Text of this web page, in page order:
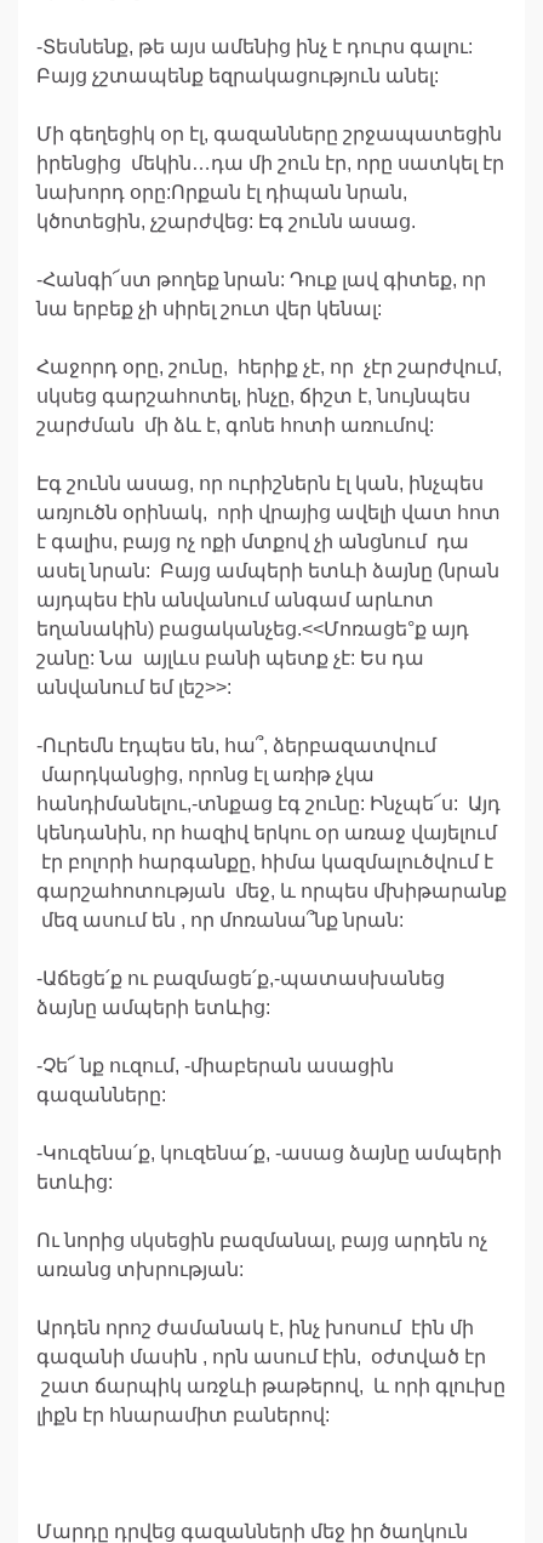
-Տեսնենք, թե այս ամենից ինչ է դուրս գալու:
Բայց չշտապենք եզրակացություն անել:
Մի գեղեցիկ օր էլ, գազանները շրջապատեցին
իրենցից մեկին…դա մի շուն էր, որը սատկել էր
նախորդ օրը:Որքան էլ դիպան նրան,
կծոտեցին, չշարժվեց: Էգ շունն ասաց.
-Հանգի՜ստ թողեք նրան: Դուք լավ գիտեք, որ
նա երբեք չի սիրել շուտ վեր կենալ:
Հաջորդ օրը, շունը, հերիք չէ, որ չէր շարժվում,
սկսեց գարշահոտել, ինչը, ճիշտ է, նույնպես
շարժման մի ձև է, գոնե հոտի առումով:
Էգ շունն ասաց, որ ուրիշներն էլ կան, ինչպես
առյուծն օրինակ, որի վրայից ավելի վատ հոտ
է գալիս, բայց ոչ ոքի մտքով չի անցնում դա
ասել նրան: Բայց ամպերի ետևի ձայնը (նրան
այդպես էին անվանում անգամ արևոտ
եղանակին) բացականչեց.<<Մոռացե°ք այդ
շանը: Նա այլևս բանի պետք չէ: Ես դա
անվանում եմ լեշ>>:
-Ուրեմն էդպես են, հա՞, ձերբազատվում
մարդկանցից, որոնց էլ առիթ չկա
հանդիմանելու,-տնքաց էգ շունը: Ինչպե՜ս: Այդ
կենդանին, որ հազիվ երկու օր առաջ վայելում
էր բոլորի հարգանքը, հիմա կազմալուծվում է
գարշահոտության մեջ, և որպես մխիթարանք
մեզ ասում են , որ մոռանա՞նք նրան:
-Աճեցե՛ք ու բազմացե՛ք,-պատասխանեց
ձայնը ամպերի ետևից:
-Չե՜ նք ուզում, -միաբերան ասացին
գազանները:
-Կուզենա՛ք, կուզենա՛ք, -ասաց ձայնը ամպերի
ետևից:
Ու նորից սկսեցին բազմանալ, բայց արդեն ոչ
առանց տխրության:
Արդեն որոշ ժամանակ է, ինչ խոսում էին մի
գազանի մասին , որն ասում էին, օժտված էր
շատ ճարպիկ առջևի թաթերով, և որի գլուխը
լիքն էր հնարամիտ բաներով:
Մարդը դրվեց գազանների մեջ իր ծաղկուն